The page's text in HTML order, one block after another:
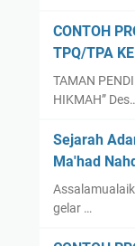
CONTOH
TPQ/TPA
TAMAN
HIKMAH”
Sejarah
Ma'had
gelar …